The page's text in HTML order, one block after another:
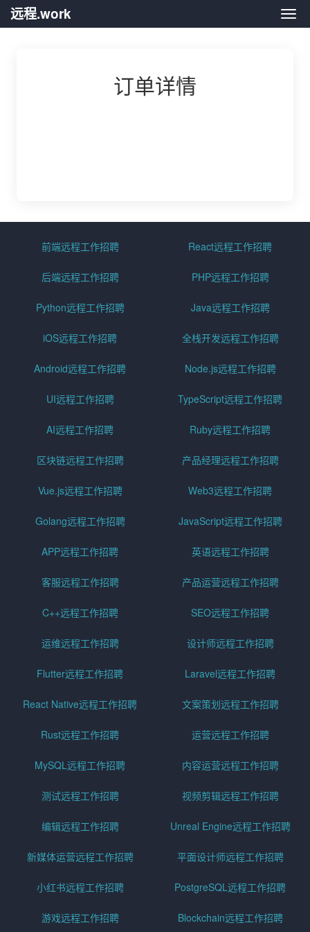
远
远程.work
订单详情
前端远程工作招聘 React远程工作招聘
后端远程工作招聘 PHP远程工作招聘
Python远程工作招聘 Java远程工作招聘
iOS远程工作招聘 全栈开发远程工作招聘
Android远程工作招聘 Node.js远程工作招聘
UI远程工作招聘 TypeScript远程工作招聘
AI远程工作招聘 Ruby远程工作招聘
区块链远程工作招聘 产品经理远程工作招聘
Vue.js远程工作招聘 Web3远程工作招聘
Golang远程工作招聘 JavaScript远程工作招聘
APP远程工作招聘 英语远程工作招聘
客服远程工作招聘 产品运营远程工作招聘
C++远程工作招聘 SEO远程工作招聘
运维远程工作招聘 设计师远程工作招聘
Flutter远程工作招聘 Laravel远程工作招聘
React Native远程工作招聘 文案策划远程工作招聘
Rust远程工作招聘 运营远程工作招聘
MySQL远程工作招聘 内容运营远程工作招聘
测试远程工作招聘 视频剪辑远程工作招聘
编辑远程工作招聘 Unreal Engine远程工作招聘
新媒体运营远程工作招聘 平面设计师远程工作招聘
小红书远程工作招聘 PostgreSQL远程工作招聘
游戏远程工作招聘 Blockchain远程工作招聘